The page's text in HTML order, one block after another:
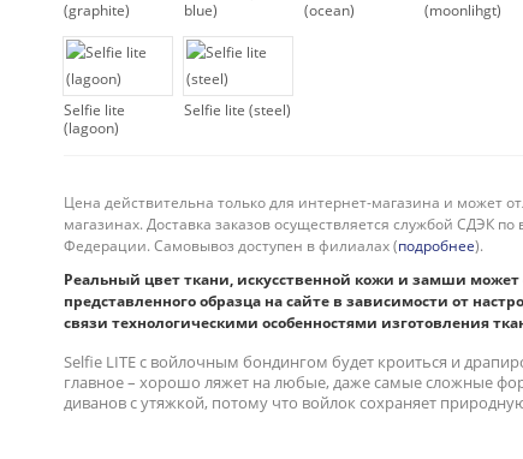
(graphite)
blue)
(ocean)
(moonlihgt)
Selfie lite
(lagoon)
Selfie lite (steel)
Цена действительна только для интернет-магазина и может
магазинах. Доставка заказов осуществляется службой СДЭК
Федерации. Самовывоз доступен в филиалах (подробнее).
Реальный цвет ткани, искусственной кожи и замши может
представленного образца на сайте в зависимости от
связи технологическими особенностями изготовления
Selfie LITE с войлочным бондингом будет кроиться и
главное – хорошо ляжет на любые, даже самые сложные
диванов с утяжкой, потому что войлок сохраняет